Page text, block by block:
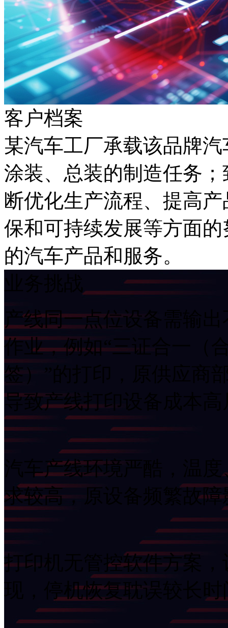
客户档案
某汽车工厂承载该品牌汽车
涂装、总装的制造任
断优化生产流程、提
保和可持续发展等方面的
的汽车产品和服务。
产线同一点位设备需输出不
作业，例如“三证合一（
签）”的打印，原供应商
导致产线打印设备成本
汽车产线环境严酷，温度
求较高，原设备频繁故
打印机无管控软件方案
现，停机恢复耽误较长